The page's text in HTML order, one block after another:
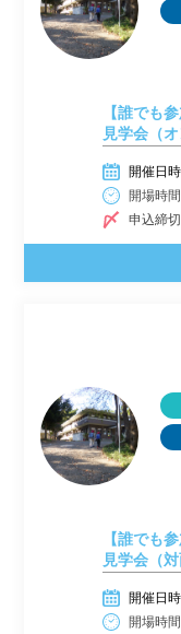
【誰でも
見学会（オ
開催日
開場時
申込締
【誰でも
見学会（対
開催日
開場時